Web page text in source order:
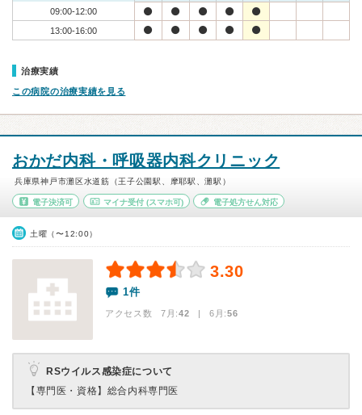
09:00-12:00
13:00-16:00
治療実績
この病院の治療実績を見る
おかだ内科・呼吸器内科クリニック
兵庫県神戸市灘区水道筋（王子公園駅、摩耶駅、灘駅）
電子決済可 マイナ受付(スマホ可) 電子処方せん対応
土曜（〜12:00）
3.30
1件
アクセス数 7月:42 | 6月:56
RSウイルス感染症について
【専門医・資格】 総合内科専門医